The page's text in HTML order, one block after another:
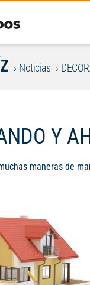
Noticias
Y
maneras de